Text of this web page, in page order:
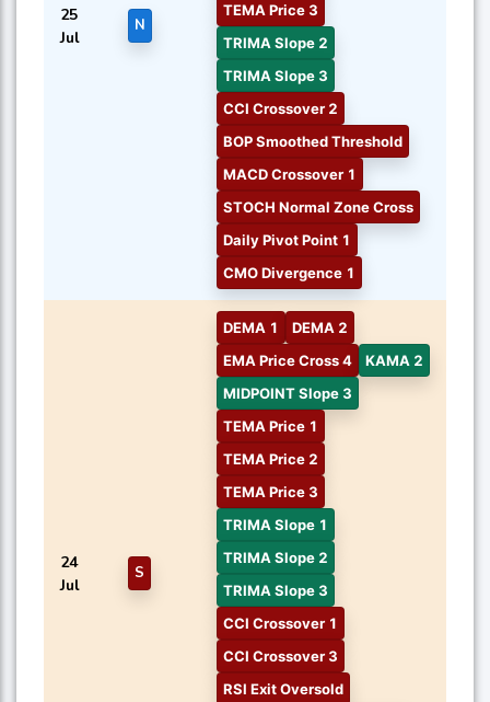
25
Jul
N
TEMA Price 3
TRIMA Slope 2
TRIMA Slope 3
CCI Crossover 2
BOP Smoothed Threshold
MACD Crossover 1
STOCH Normal Zone Cross
Daily Pivot Point 1
CMO Divergence 1
24
Jul
S
DEMA 1
DEMA 2
EMA Price Cross 4
KAMA 2
MIDPOINT Slope 3
TEMA Price 1
TEMA Price 2
TEMA Price 3
TRIMA Slope 1
TRIMA Slope 2
TRIMA Slope 3
CCI Crossover 1
CCI Crossover 3
RSI Exit Oversold